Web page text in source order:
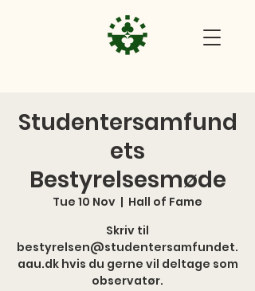
Studentersamfund
ets
Bestyrelsesmøde
Tue 10 Nov
  |
Hall of Fame
Skriv til
bestyrelsen@studentersamfundet.
aau.dk hvis du gerne vil deltage som
observatør.